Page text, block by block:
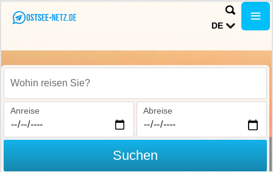
DE
Wohin reisen Sie?
Anreise Abreise
Suchen